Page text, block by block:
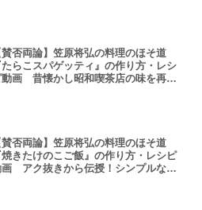
賛否両論】笠原将弘の料理のほそ道
たらこスパゲッティ』の作り方・レシ
動画 昔懐かし昭和喫茶店の味を再
賛否両論】笠原将弘の料理のほそ道
焼きたけのこご飯』の作り方・レシピ
画 アク抜きから伝授！シンプルな具